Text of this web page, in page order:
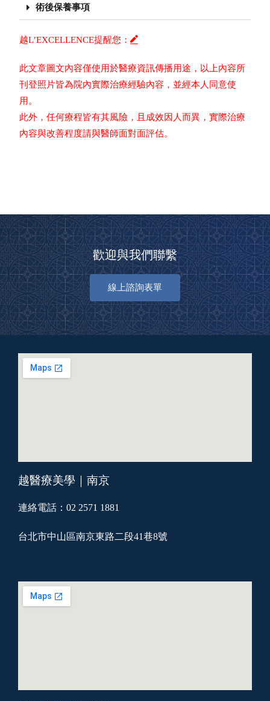
術後保養事項
越L’EXCELLENCE提醒您：
此文章圖文內容僅使用於醫療資訊傳播用途，以上內容所
刊登照片皆為院內實際治療經驗內容，並經本人同意使
用。
此外，任何療程皆有其風險，且成效因人而異，實際治療
內容與改善程度請與醫師面對面評估。
歡迎與我們聯繫
線上諮詢表單
越醫療美學｜南京
連絡電話：02 2571 1881
台北市中山區南京東路二段41巷8號